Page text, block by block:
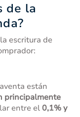
de la
escritura de
están
principalmente
entre el 0,1% y